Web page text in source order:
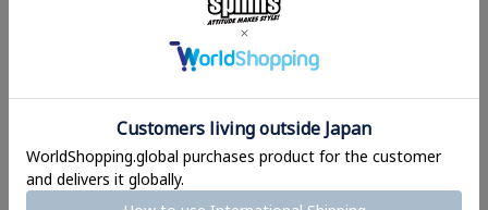
買うなら一緒にコレもどう？